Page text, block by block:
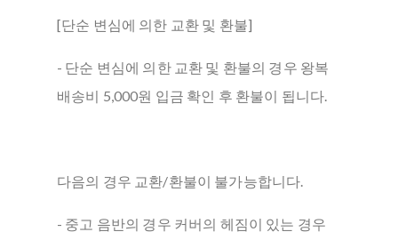
[단순 변심에 의한 교환 및 환불]
- 단순 변심에 의한 교환 및 환불의 경우 왕복
배송비 5,000원 입금 확인 후 환불이 됩니다.
다음의 경우 교환/환불이 불가능합니다.
- 중고 음반의 경우 커버의 헤짐이 있는 경우